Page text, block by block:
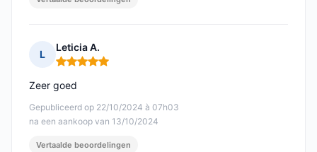
L
Leticia A.
Opmerking: 5 van 5
Gepubliceerd op 22/10/2024 à 07h03
na een aankoop van 13/10/2024
Zeer goed
Vertaalde beoordelingen